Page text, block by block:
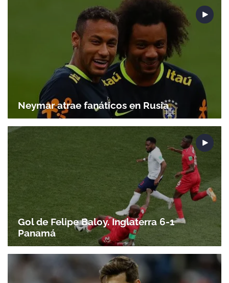
Neymar atrae fanáticos en Rusia
Gol de Felipe Baloy. Inglaterra 6-1
Panamá